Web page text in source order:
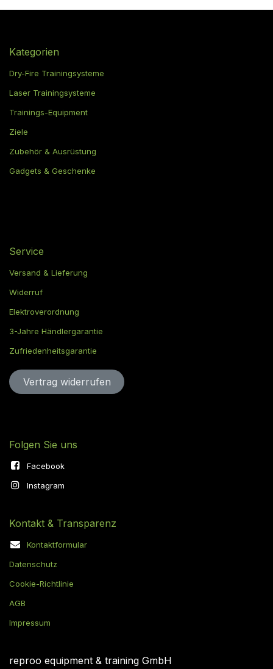
Kategorien
Dry-Fire Trainingsysteme
Laser Trainingsysteme
Trainings-Equipment
Ziele
Zubehör & Ausrüstung
Gadgets & Geschenke
Service
Versand & Lieferung
Widerruf
Elektroverordnung
3-Jahre Händlergarantie
Zufriedenheitsgarantie
Vertrag widerru​​​​​​​​​​fen
Folgen Sie uns
Facebook
Instagram
Kontakt & Transparenz
Kontaktformular
Datenschutz
Cookie-Richtlinie
AGB
Impressum
reproo equipment & training GmbH